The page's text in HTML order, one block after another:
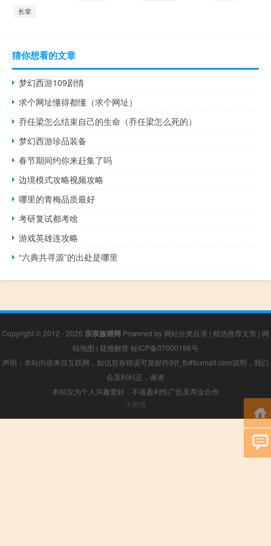
长辈
猜你想看的文章
梦幻西游109剧情
求个网址懂得都懂（求个网址）
乔任梁怎么结束自己的生命（乔任梁怎么死的）
梦幻西游珍品装备
春节期间约你来赶集了吗
边境模式攻略视频攻略
哪里的青梅品质最好
考研复试都考啥
游戏英雄连攻略
“六典共寻源”的出处是哪里
Copyright © 2012 - 2026 宗亲族谱网 Powered by 网站分类目录 | 精选推荐文章 | 网
站地图 | 疑难解答 桂ICP备07000196号
声明：本站内容来自互联网，如信息有错误可发邮件到f_fb#foxmail.com说明，我们
会及时纠正，谢谢
本站仅为个人兴趣爱好，不接盈利性广告及商业合作
小男孩